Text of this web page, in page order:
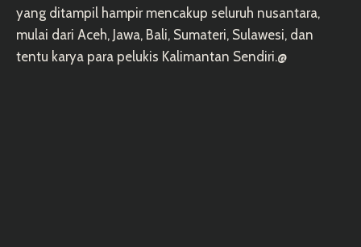
yang ditampil hampir mencakup seluruh nusantara,
mulai dari Aceh, Jawa, Bali, Sumateri, Sulawesi, dan
tentu karya para pelukis Kalimantan Sendiri.@